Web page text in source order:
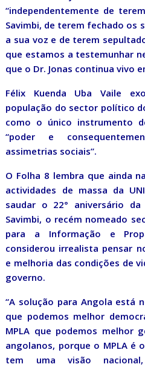
“independentemente de
Savimbi, de terem fechado os
a sua voz e de terem
que estamos a testemunhar
que o Dr. Jonas continua vivo
Félix Kuenda Uba Vaile
população do sector político
como o único instrumento
“poder e
assimetrias sociais”.
O Folha 8 lembra que ainda
actividades de massa da
saudar o 22° aniversário
Savimbi, o recém nomeado
para a Informação e
considerou irrealista pensar
e melhoria das condições de
governo.
“A solução para Angola está
que podemos melhor
MPLA que podemos melhor
angolanos, porque o MPLA é
tem uma visão